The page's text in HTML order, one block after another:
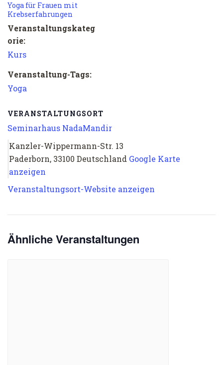
Yoga für Frauen mit
Krebserfahrungen
Veranstaltungskateg
orie:
Kurs
Veranstaltung-Tags:
Yoga
VERANSTALTUNGSORT
Seminarhaus NadaMandir
Kanzler-Wippermann-Str. 13
Paderborn, 33100 Deutschland Google Karte
anzeigen
Veranstaltungsort-Website anzeigen
Ähnliche Veranstaltungen